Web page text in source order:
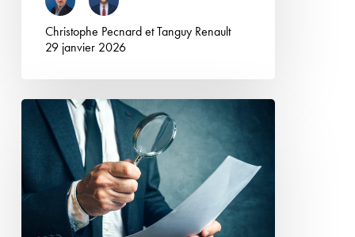
Christophe PecnardetTanguy Renault
29 janvier 2026
Etiquetage
denrées
alimentaires
végétales :